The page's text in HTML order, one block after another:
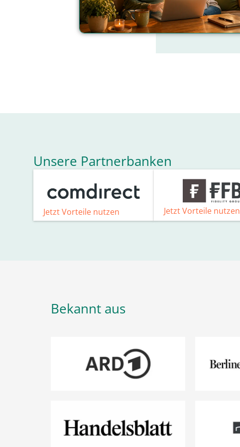
Unsere Partnerbanken
Jetzt Vorteile nutzen Jetzt Vorteile nutzen
Bekannt aus